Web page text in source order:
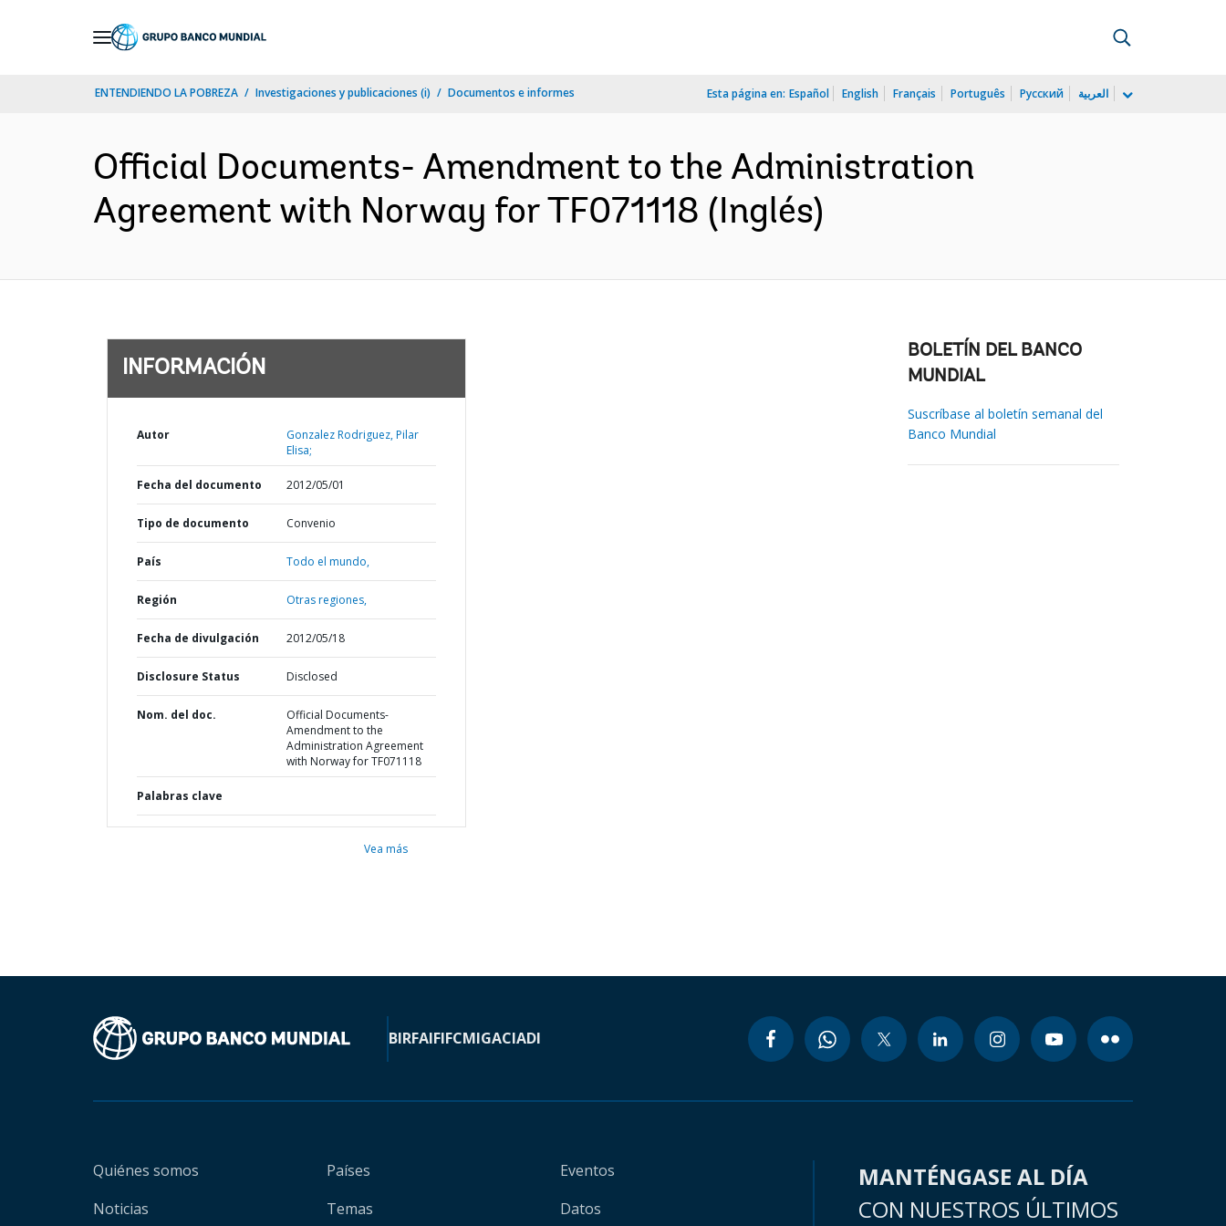
ENTENDIENDO LA POBREZA Investigaciones y publicaciones (i) Documentos e informes Esta página en: Español English Français Português Русский العربية
Official Documents- Amendment to the Administration
Agreement with Norway for TF071118 (Inglés)
INFORMACIÓN
Autor
Gonzalez Rodriguez, Pilar
Elisa;
Fecha del documento 2012/05/01
Tipo de documento Convenio
País Todo el mundo,
Región Otras regiones,
Fecha de divulgación 2012/05/18
Disclosure Status Disclosed
Nom. del doc.
Official Documents-
Amendment to the
Administration Agreement
with Norway for TF071118
Palabras clave
Vea más
BOLETÍN DEL BANCO
MUNDIAL
Suscríbase al boletín semanal del
Banco Mundial
BIRFAIFIFCMIGACIADI
Quiénes somos
Noticias
Países
Temas
Eventos
Datos
MANTÉNGASE AL DÍA
CON NUESTROS ÚLTIMOS